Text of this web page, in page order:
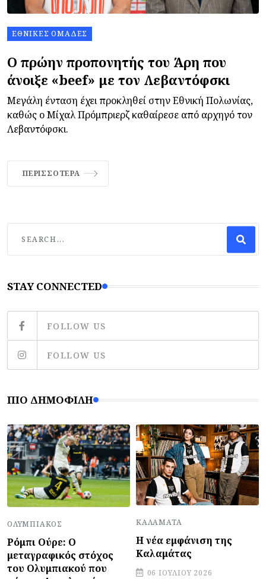
ΕΘΝΙΚΈΣ ΟΜΆΔΕΣ
Ο πρώην προπονητής του Άρη που
άνοιξε «beef» με τον Λεβαντόφσκι
Μεγάλη ένταση έχει προκληθεί στην Εθνική Πολωνίας,
καθώς ο Μίχαλ Πρόμπριερζ καθαίρεσε από αρχηγό τον
Λεβαντόφσκι.
ΠΕΡΙΣΣΌΤΕΡΑ
STAY CONNECTED
FOLLOW US
FOLLOW US
ΠΙΟ ΔΗΜΟΦΙΛΉ
ΟΛΥΜΠΙΑΚΌΣ
Ρόμπι Ούρε: Ο
μεταγραφικός στόχος
του Ολυμπιακού που
ΚΑΛΑΜΆΤΑ
Η νέα εμφάνιση της
Καλαμάτας
06 ΙΟΥΛΊΟΥ 2026